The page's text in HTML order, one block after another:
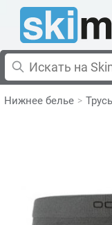
Нижнее белье